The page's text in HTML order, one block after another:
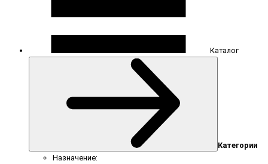
Каталог
Категории
Назначение: